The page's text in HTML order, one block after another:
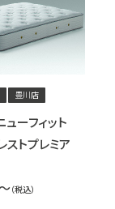
豊川店
ーフィット
ストプレミア
（税込）